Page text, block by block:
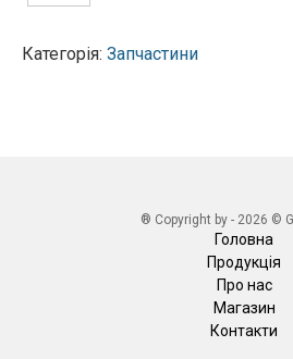
механічною
Категорія: Запчастини
Головна
Продукція
Про нас
Магазин
Контакти
® Copyright by - 2026 ©